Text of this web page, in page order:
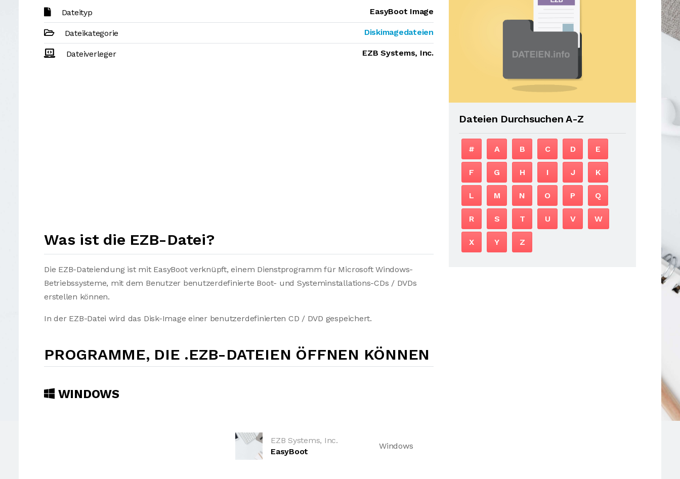
Dateityp EasyBoot Image
Dateikategorie Diskimagedateien
Dateiverleger EZB Systems, Inc.
Was ist die EZB-Datei?
Die EZB-Dateiendung ist mit EasyBoot verknüpft, einem Dienstprogramm für Microsoft Windows-
Betriebssysteme, mit dem Benutzer benutzerdefinierte Boot- und Systeminstallations-CDs / DVDs
erstellen können.
In der EZB-Datei wird das Disk-Image einer benutzerdefinierten CD / DVD gespeichert.
PROGRAMME, DIE .EZB-DATEIEN ÖFFNEN KÖNNEN
WINDOWS
EZB Systems, Inc.
EasyBoot
Windows
Dateien Durchsuchen A-Z
# A B C D E
F G H I J K
L M N O P Q
R S T U V W
X Y Z